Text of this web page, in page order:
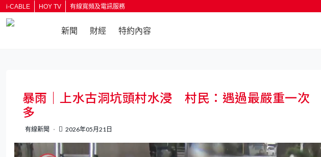
i-CABLE HOY TV 有線寬頻及電訊服務
新聞 財經 特約內容
暴雨｜上水古洞坑頭村水浸 村民：遇過最嚴重一次
多
有線新聞 2026年05月21日